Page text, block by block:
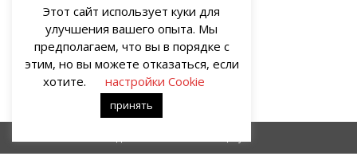
Этот сайт использует куки для
улучшения вашего опыта. Мы
предполагаем, что вы в порядке с
этим, но вы можете отказаться, если
хотите.
настройки Cookie
принять